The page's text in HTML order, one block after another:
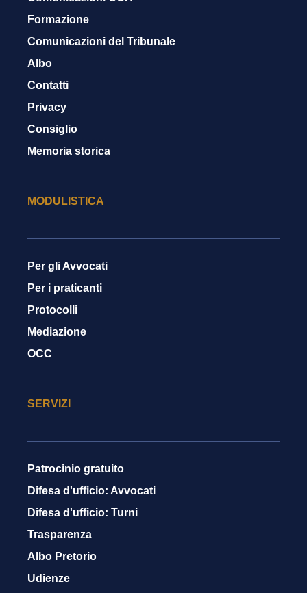
Formazione
Comunicazioni del Tribunale
Albo
Contatti
Privacy
Consiglio
Memoria storica
MODULISTICA
Per gli Avvocati
Per i praticanti
Protocolli
Mediazione
OCC
SERVIZI
Patrocinio gratuito
Difesa d'ufficio: Avvocati
Difesa d'ufficio: Turni
Trasparenza
Albo Pretorio
Udienze